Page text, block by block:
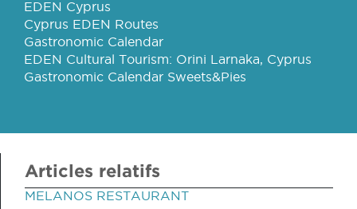
EDEN Cyprus
Cyprus EDEN Routes
Gastronomic Calendar
EDEN Cultural Tourism: Orini Larnaka, Cyprus
Gastronomic Calendar Sweets&Pies
Articles relatifs
MELANOS RESTAURANT